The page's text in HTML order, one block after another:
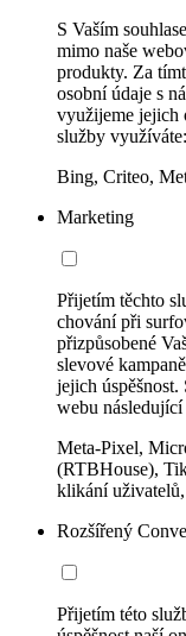
S Vaším
mimo naše
produkty. Za
osobní údaje s
využijeme jejich
služby využíváte:
Bing, Criteo,
Marketing
Přijetím těchto
chování při
přizpůsobené
slevové
jejich úspěšnost.
webu
Meta-Pixel,
(RTBHouse),
klikání
Rozšířený
Přijetím této